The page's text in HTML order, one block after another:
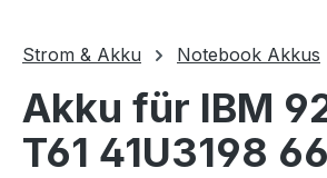
Strom & Akku Notebook Akkus
Akku für IBM
T61 41U3198